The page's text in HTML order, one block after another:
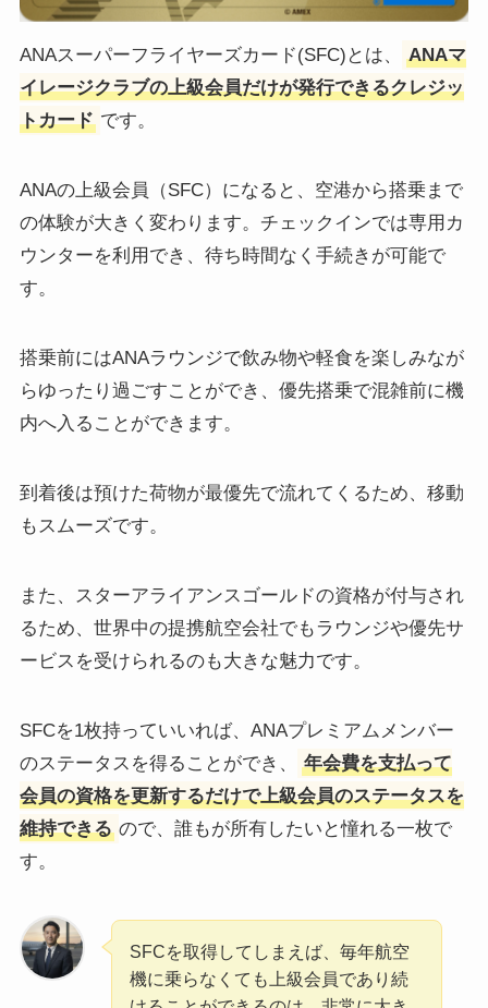
ANAスーパーフライヤーズカード(SFC)とは、
ANAマ
イレージクラブの上級会員だけが発行できるクレジッ
トカード です。
ANAの上級会員（SFC）になると、空港から搭乗まで
の体験が大きく変わります。チェックインでは専用カ
ウンターを利用でき、待ち時間なく手続きが可能で
す。
搭乗前にはANAラウンジで飲み物や軽食を楽しみなが
らゆったり過ごすことができ、優先搭乗で混雑前に機
内へ入ることができます。
到着後は預けた荷物が最優先で流れてくるため、移動
もスムーズです。
また、スターアライアンスゴールドの資格が付与され
るため、世界中の提携航空会社でもラウンジや優先サ
ービスを受けられるのも大きな魅力です。
SFCを1枚持っていいれば、ANAプレミアムメンバー
のステータスを得ることができ、
年会費を支払って
会員の資格を更新するだけで上級会員のステータスを
維持できる ので、誰もが所有したいと憧れる一枚で
す。
SFCを取得してしまえば、毎年航空
機に乗らなくても上級会員であり続